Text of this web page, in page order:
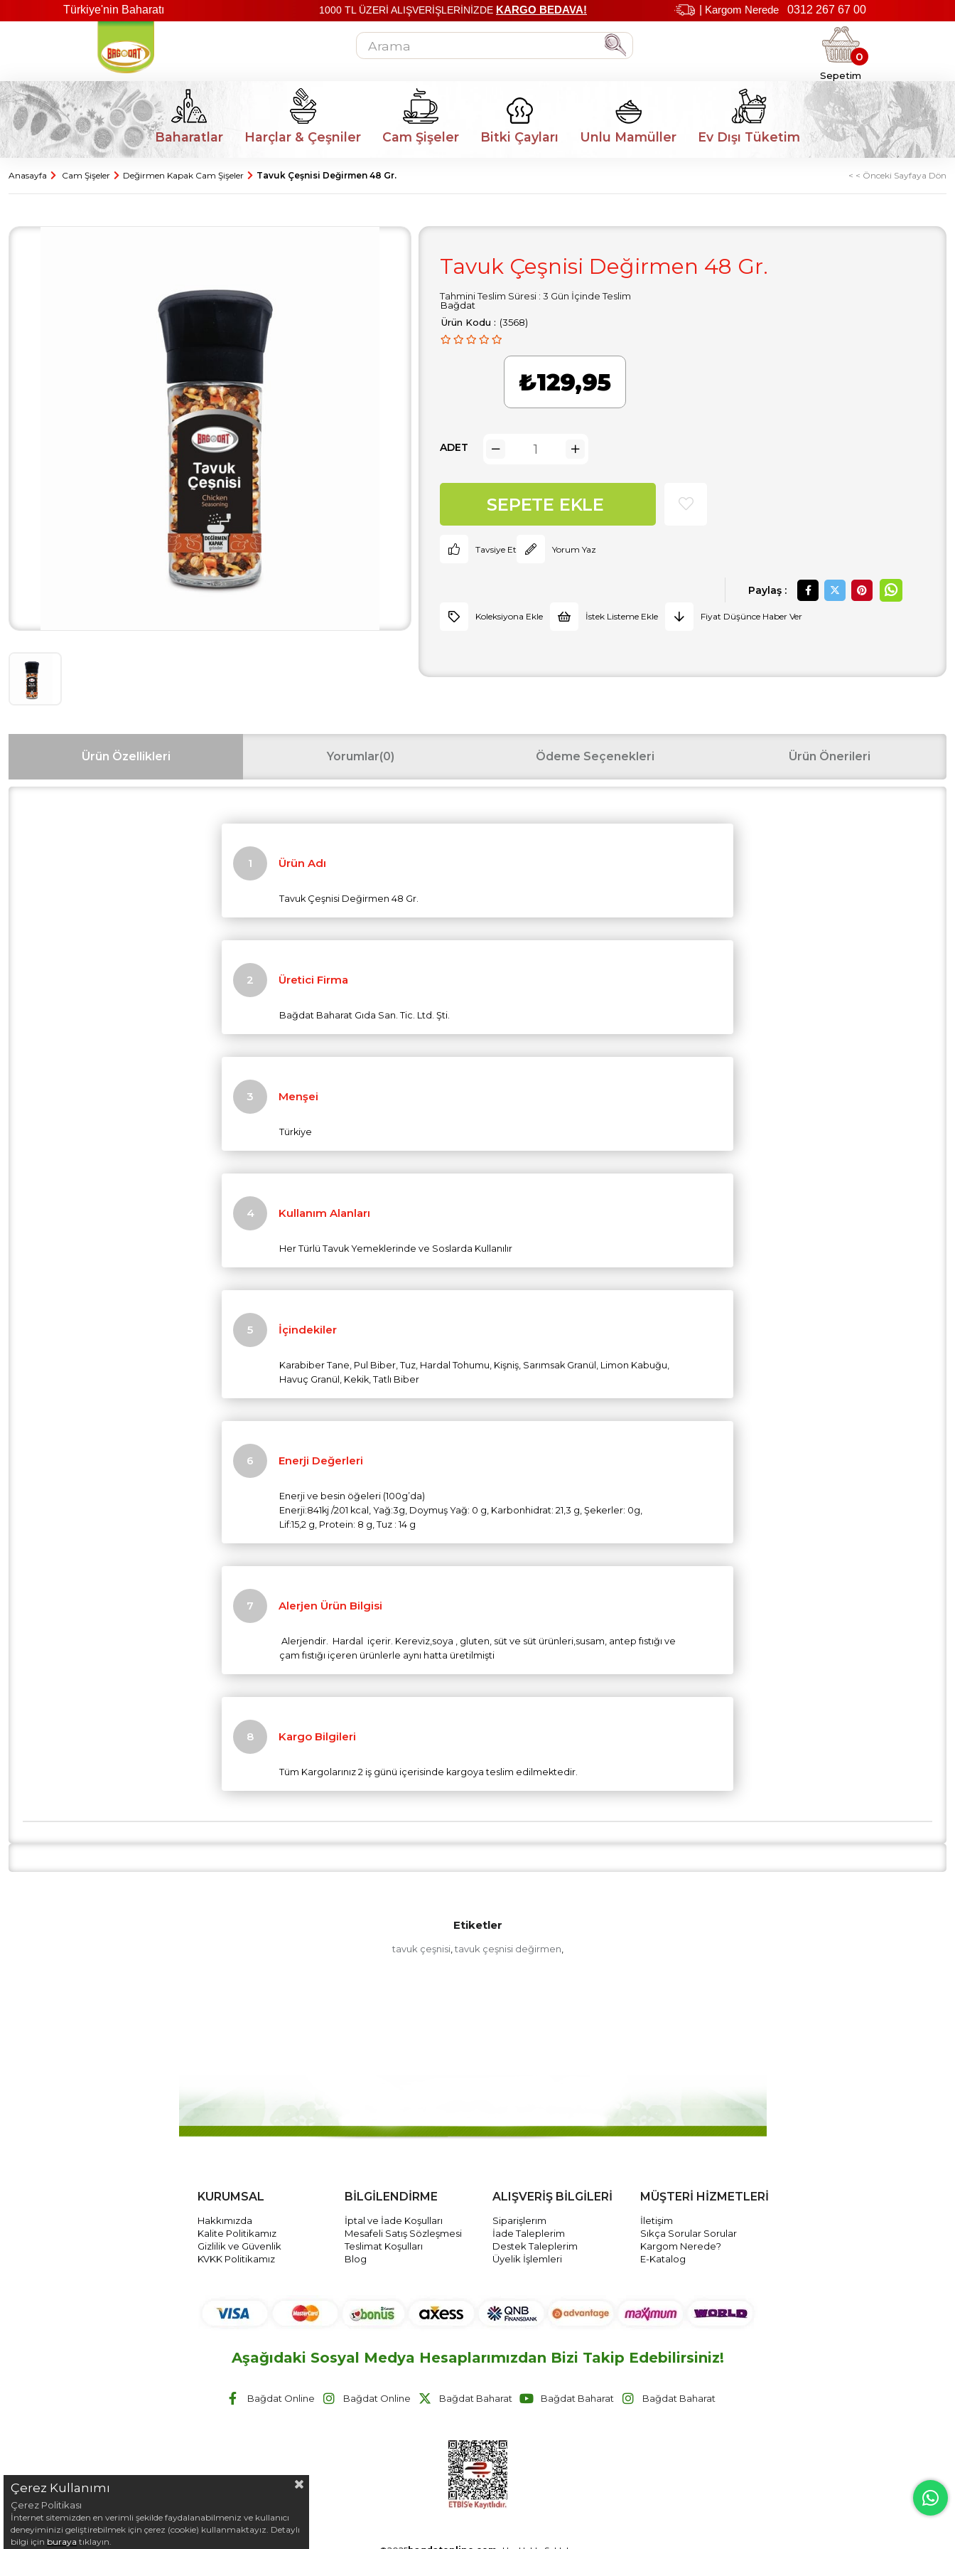
Türkiye'nin Baharatı 1000 TL ÜZERİ ALIŞVERİŞLERİNİZDE KARGO BEDAVA! Kargom Nerede 0312 267 67 00
Sepetim
0
Baharatlar Harçlar & Çeşniler Cam Şişeler Bitki Çayları Unlu Mamüller Ev Dışı Tüketim
Anasayfa Cam Şişeler Değirmen Kapak Cam Şişeler Tavuk Çeşnisi Değirmen 48 Gr. < < Önceki Sayfaya Dön
Tavuk Çeşnisi Değirmen 48 Gr.
Tahmini Teslim Süresi : 3 Gün İçinde Teslim
Bağdat
(3568)
₺129,95
ADET
Tavsiye Et Yorum Yaz
Paylaş :
Koleksiyona Ekle İstek Listeme Ekle Fiyat Düşünce Haber Ver
Ürün Özellikleri Yorumlar(0) Ödeme Seçenekleri Ürün Önerileri
Ürün Adı
Tavuk Çeşnisi Değirmen 48 Gr.
Üretici Firma
Bağdat Baharat Gıda San. Tic. Ltd. Şti.
Menşei
Türkiye
Kullanım Alanları
Her Türlü Tavuk Yemeklerinde ve Soslarda Kullanılır
İçindekiler
Karabiber Tane, Pul Biber, Tuz, Hardal Tohumu, Kişniş, Sarımsak Granül, Limon Kabuğu,
Havuç Granül, Kekik, Tatlı Biber
Enerji Değerleri
Enerji ve besin öğeleri (100g’da)
Enerji:841kj /201 kcal, Yağ:3g, Doymuş Yağ: 0 g, Karbonhidrat: 21,3 g, Şekerler: 0g,
Lif:15,2 g, Protein: 8 g, Tuz : 14 g
Alerjen Ürün Bilgisi
Alerjendir. Hardal içerir. Kereviz,soya , gluten, süt ve süt ürünleri,susam, antep fıstığı ve
çam fıstığı içeren ürünlerle aynı hatta üretilmişti
Kargo Bilgileri
Tüm Kargolarınız 2 iş günü içerisinde kargoya teslim edilmektedir.
Etiketler
tavuk çeşnisi, tavuk çeşnisi değirmen,
KURUMSAL
Hakkımızda
Kalite Politikamız
Gizlilik ve Güvenlik
KVKK Politikamız
BİLGİLENDİRME
İptal ve İade Koşulları
Mesafeli Satış Sözleşmesi
Teslimat Koşulları
Blog
ALIŞVERİŞ BİLGİLERİ
Siparişlerım
İade Taleplerim
Destek Taleplerim
Üyelik İşlemleri
MÜŞTERİ HİZMETLERİ
İletişim
Sıkça Sorular Sorular
Kargom Nerede?
E-Katalog
Aşağıdaki Sosyal Medya Hesaplarımızdan Bizi Takip Edebilirsiniz!
Bağdat Online Bağdat Online Bağdat Baharat Bağdat Baharat Bağdat Baharat
Çerez Kullanımı
Çerez Politikası
İnternet sitemizden en verimli şekilde faydalanabilmeniz ve kullanıcı
deneyiminizi geliştirebilmek için çerez (cookie) kullanmaktayız. Detaylı
bilgi için buraya tıklayın.